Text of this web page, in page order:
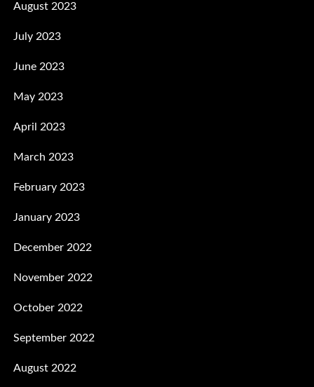
August 2023
July 2023
June 2023
May 2023
April 2023
March 2023
February 2023
January 2023
December 2022
November 2022
October 2022
September 2022
August 2022